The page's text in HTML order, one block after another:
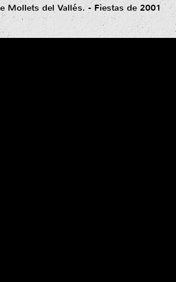
Mollets del Vallés. - Fiestas de 2001